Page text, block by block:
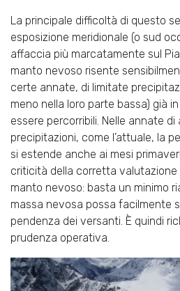
La principale difficoltà di questo
esposizione meridionale (o sud
affaccia più marcatamente sul
manto nevoso risente
certe annate, di limitate
meno nella loro parte bassa) già
essere percorribili. Nelle annate di
precipitazioni, come l’attuale, la
si estende anche ai mesi
criticità della corretta valutazione
manto nevoso: basta un minimo
massa nevosa possa facilmente
pendenza dei versanti. È quindi
prudenza operativa.